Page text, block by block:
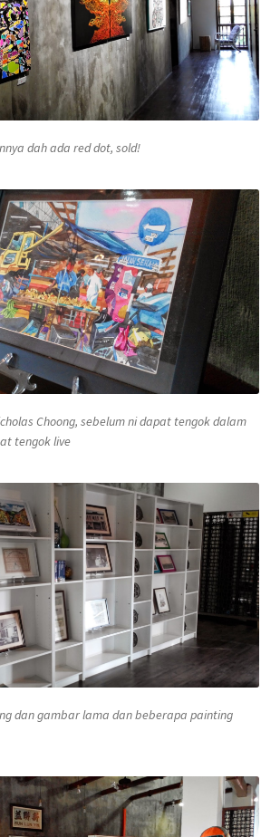
dah ada red dot, sold!
Choong, sebelum ni dapat tengok dalam
tengoklive
dan gambar lama dan beberapa painting